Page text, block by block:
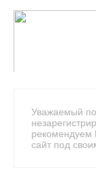
Уважаемый
рекомендуем
сайт под